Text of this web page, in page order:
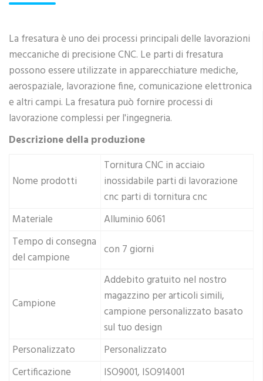
La fresatura è uno dei processi principali delle lavorazioni
meccaniche di precisione CNC. Le parti di fresatura
possono essere utilizzate in apparecchiature mediche,
aerospaziale, lavorazione fine, comunicazione elettronica
e altri campi. La fresatura può fornire processi di
lavorazione complessi per l'ingegneria.
Descrizione della produzione
Nome prodotti
Tornitura CNC in acciaio
inossidabile parti di lavorazione
cnc parti di tornitura cnc
Materiale
Alluminio 6061
Tempo di consegna
del campione
con 7 giorni
Campione
Addebito gratuito nel nostro
magazzino per articoli simili,
campione personalizzato basato
sul tuo design
Personalizzato
Personalizzato
Certificazione
ISO9001, ISO914001